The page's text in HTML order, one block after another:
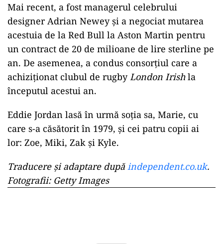
Mai recent, a fost managerul celebrului
designer Adrian Newey și a negociat mutarea
acestuia de la Red Bull la Aston Martin pentru
un contract de 20 de milioane de lire sterline pe
an. De asemenea, a condus consorțiul care a
achiziționat clubul de rugbyLondon Irishla
începutul acestui an.
Eddie Jordan lasă în urmă soția sa, Marie, cu
care s-a căsătorit în 1979, și cei patru copii ai
lor: Zoe, Miki, Zak și Kyle.
Traducere și adaptare dupăindependent.co.uk.
Fotografii: Getty Images